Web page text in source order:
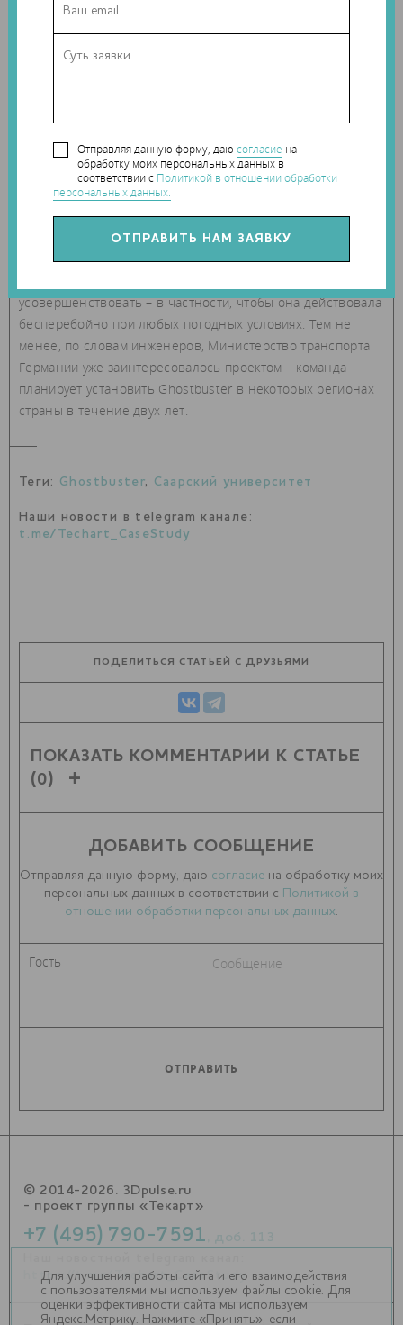
Отправляя данную форму, даюсогласие на
обработку моих персональных данных в
соответствии с Политикой в отношении обработки
персональных данных.
усовершенствовать – в частности, чтобы она действовала
бесперебойно при любых погодных условиях. Тем не
менее, по словам инженеров, Министерство транспорта
Германии уже заинтересовалось проектом – команда
планирует установить Ghostbuster в некоторых регионах
страны в течение двух лет.
Теги: Ghostbuster, Саарский университет
Наши новости в telegram канале:
t.me/Techart_CaseStudy
ПОДЕЛИТЬСЯ СТАТЬЕЙ С ДРУЗЬЯМИ
ПОКАЗАТЬ КОММЕНТАРИИ К СТАТЬЕ
(0)
ДОБАВИТЬ СООБЩЕНИЕ
Отправляя данную форму, даю согласие на обработку моих
персональных данных в соответствии с
Политикой в
отношении обработки персональных данных.
© 2014-2026. 3Dpulse.ru
- проект группы «Текарт»
+7 (495) 790-7591
https://t.me/Techart_CaseStudy
Для улучшения работы сайта и его взаимодействия
с пользователями мы используем файлы cookie. Для
оценки эффективности сайта мы используем
Яндекс.Метрику. Нажмите «Принять», если